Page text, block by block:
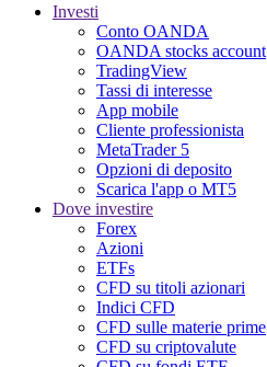
Investi
Conto OANDA
OANDA stocks account
TradingView
Tassi di interesse
App mobile
Cliente professionista
MetaTrader 5
Opzioni di deposito
Scarica l'app o MT5
Dove investire
Forex
Azioni
ETFs
CFD su titoli azionari
Indici CFD
CFD sulle materie prime
CFD su criptovalute